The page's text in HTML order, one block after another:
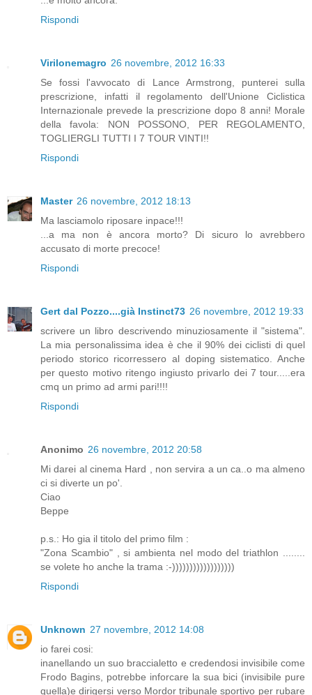
Rispondi
Virilonemagro 26 novembre, 2012 16:33
Se fossi l'avvocato di Lance Armstrong, punterei sulla
prescrizione, infatti il regolamento dell'Unione Ciclistica
Internazionale prevede la prescrizione dopo 8 anni! Morale
della favola: NON POSSONO, PER REGOLAMENTO,
TOGLIERGLI TUTTI I 7 TOUR VINTI!!
Rispondi
Master 26 novembre, 2012 18:13
Ma lasciamolo riposare inpace!!!
...a ma non è ancora morto? Di sicuro lo avrebbero
accusato di morte precoce!
Rispondi
Gert dal Pozzo....già Instinct73 26 novembre, 2012 19:33
scrivere un libro descrivendo minuziosamente il "sistema".
La mia personalissima idea è che il 90% dei ciclisti di quel
periodo storico ricorressero al doping sistematico. Anche
per questo motivo ritengo ingiusto privarlo dei 7 tour.....era
cmq un primo ad armi pari!!!!
Rispondi
Anonimo 26 novembre, 2012 20:58
Mi darei al cinema Hard , non servira a un ca..o ma almeno
ci si diverte un po'.
Ciao
Beppe
p.s.: Ho gia il titolo del primo film :
"Zona Scambio" , si ambienta nel modo del triathlon ........
se volete ho anche la trama :-))))))))))))))))))
Rispondi
Unknown 27 novembre, 2012 14:08
io farei cosi:
inanellando un suo braccialetto e credendosi invisibile come
Frodo Bagins, potrebbe inforcare la sua bici (invisibile pure
quella)e dirigersi verso Mordor tribunale sportivo per rubare